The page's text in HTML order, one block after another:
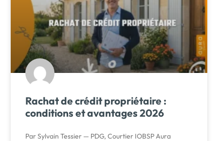
Rachat de crédit propriétaire :
conditions et avantages 2026
Par Sylvain Tessier — PDG, Courtier IOBSP Aura